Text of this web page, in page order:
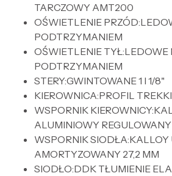
TARCZOWY AMT200
OŚWIETLENIE
PODTRZYMANIEM
OŚWIETLENIE TYŁ:LEDOWE
PODTRZYMANIEM
STERY:GWINTOWANE 1 I 1/8"
KIEROWNICA:PROFIL
WSPORNIK
ALUMINIOWY REGULOWANY
WSPORNIK
AMORTYZOWANY 27,2 MM
SIODŁO:DDK TŁUMIENIE